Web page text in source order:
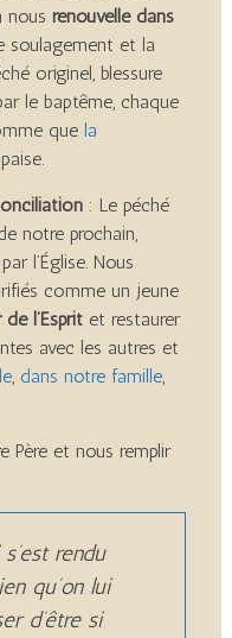
nous renouvelle dans
soulagement et la
originel, blessure
le baptême, chaque
que la
: Le péché
notre prochain,
l’Église. Nous
comme un jeune
l’Espritet restaurer
avec les autres et
, dans notre famille,
Père et nous remplir
rendu
qu’on lui
d’être si